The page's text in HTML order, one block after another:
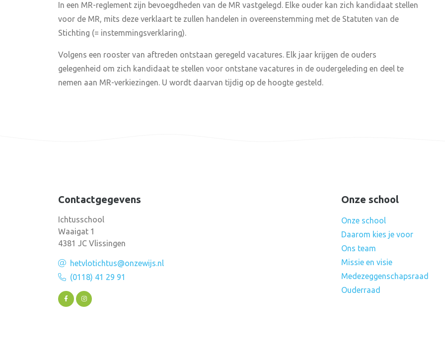
In een MR-reglement zijn bevoegdheden van de MR vastgelegd. Elke ouder kan zich kandidaat stellen
voor de MR, mits deze verklaart te zullen handelen in overeenstemming met de Statuten van de
Stichting (= instemmingsverklaring).
Volgens een rooster van aftreden ontstaan geregeld vacatures. Elk jaar krijgen de ouders
gelegenheid om zich kandidaat te stellen voor ontstane vacatures in de oudergeleding en deel te
nemen aan MR-verkiezingen. U wordt daarvan tijdig op de hoogte gesteld.
Contactgegevens
Ichtusschool
Waaigat 1
4381 JC Vlissingen
hetvlotichtus@onzewijs.nl
(0118) 41 29 91
Onze school
Onze school
Daarom kies je voor
Ons team
Missie en visie
Medezeggenschapsraad
Ouderraad